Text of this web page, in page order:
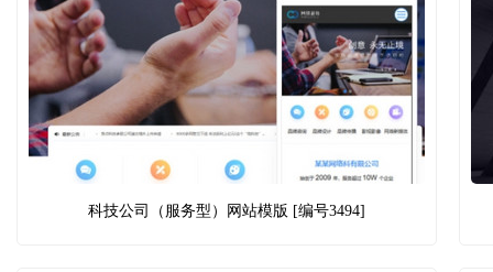
科技公司（服务型）网站模版 [编号3494]